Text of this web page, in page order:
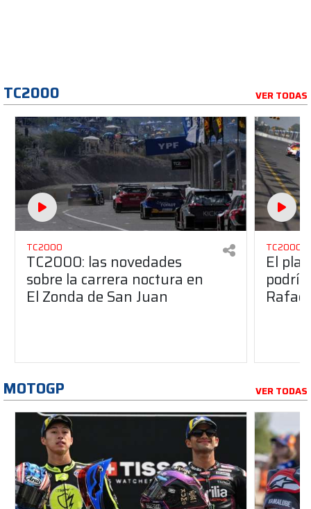
TC2000 VER TODAS
TC2000
TC2000: las novedades
sobre la carrera noctura en
El Zonda de San Juan
TC2000
El
MOTOGP VER TODAS